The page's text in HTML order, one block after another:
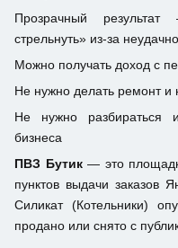
Прозрачный
стрельнуть» из-за
Можно получать доход с
Не нужно делать ремонт и
Не нужно разбираться
бизнеса
ПВЗ Бутик— это
пунктов выдачи заказов
Силикат (Котельники)
продано или снято с